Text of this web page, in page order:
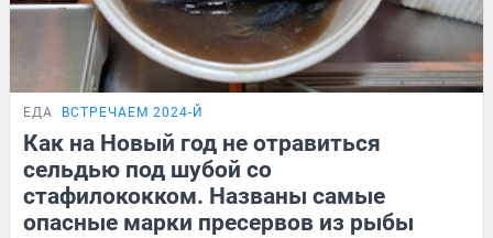
ЕДА ВСТРЕЧАЕМ 2024-Й
Как на Новый год не отравиться
сельдью под шубой со
стафилококком. Названы самые
опасные марки пресервов из рыбы